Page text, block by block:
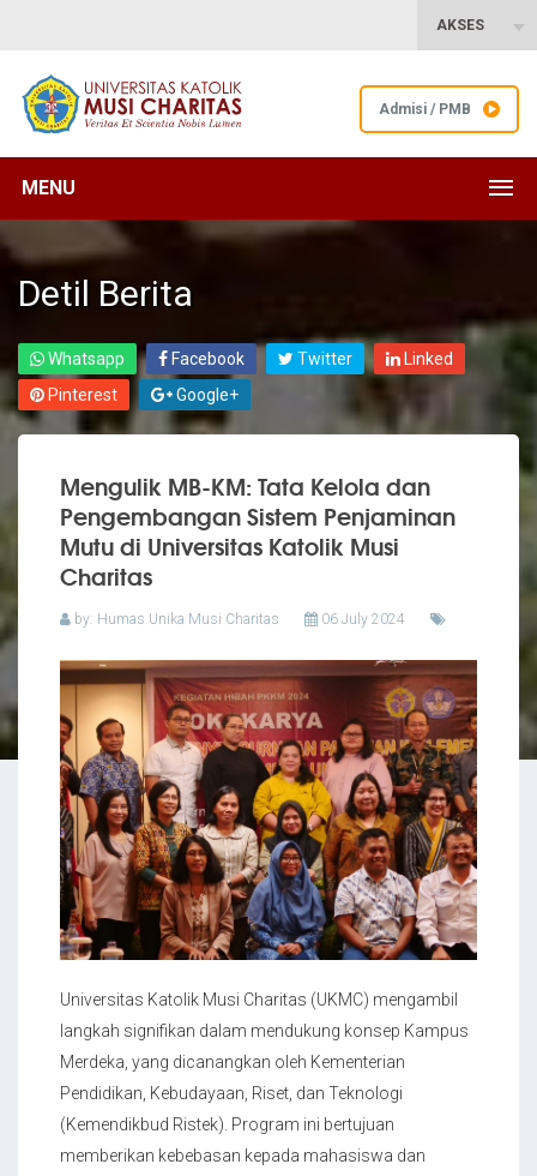
AKSES
Admisi / PMB
MENU
Detil Berita
Whatsapp Facebook Twitter
Linked
Pinterest
Google+
Mengulik MB-KM: Tata Kelola dan
Pengembangan Sistem Penjaminan
Mutu di Universitas Katolik Musi
Charitas
by: Humas Unika Musi Charitas 06 July 2024
Universitas Katolik Musi Charitas (UKMC) mengambil
langkah signifikan dalam mendukung konsep Kampus
Merdeka, yang dicanangkan oleh Kementerian
Pendidikan, Kebudayaan, Riset, dan Teknologi
(Kemendikbud Ristek). Program ini bertujuan
memberikan kebebasan kepada mahasiswa dan